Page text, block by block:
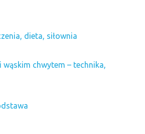
dieta, siłownia
wąskim chwytem – technika,